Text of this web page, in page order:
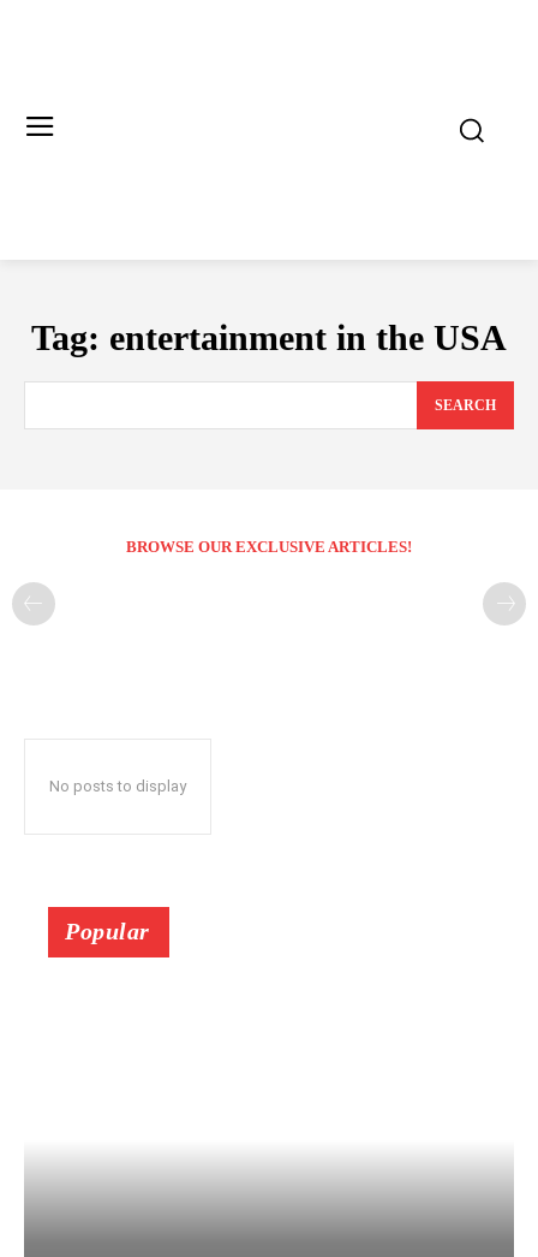
Tag: entertainment in the USA
SEARCH
BROWSE OUR EXCLUSIVE ARTICLES!
No posts to display
Popular